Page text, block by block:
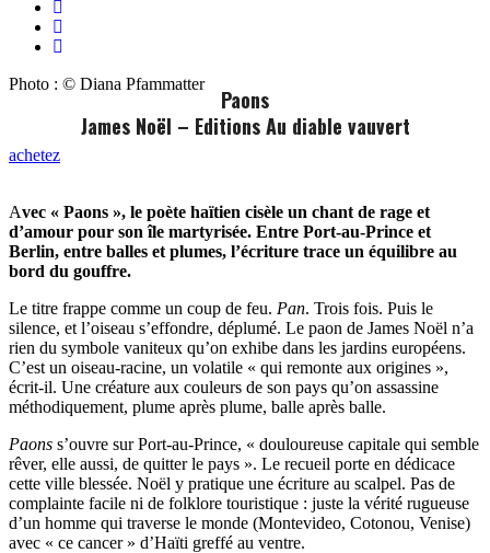
Photo : © Diana Pfammatter
Paons
James Noël – Editions Au diable vauvert
achetez
Avec « Paons », le poète haïtien cisèle un chant de rage et
d’amour pour son île martyrisée. Entre Port-au-Prince et
Berlin, entre balles et plumes, l’écriture trace un équilibre au
bord du gouffre.
Le titre frappe comme un coup de feu. Pan. Trois fois. Puis le
silence, et l’oiseau s’effondre, déplumé. Le paon de James Noël n’a
rien du symbole vaniteux qu’on exhibe dans les jardins européens.
C’est un oiseau-racine, un volatile « qui remonte aux origines »,
écrit-il. Une créature aux couleurs de son pays qu’on assassine
méthodiquement, plume après plume, balle après balle.
Paons s’ouvre sur Port-au-Prince, « douloureuse capitale qui semble
rêver, elle aussi, de quitter le pays ». Le recueil porte en dédicace
cette ville blessée. Noël y pratique une écriture au scalpel. Pas de
complainte facile ni de folklore touristique : juste la vérité rugueuse
d’un homme qui traverse le monde (Montevideo, Cotonou, Venise)
avec « ce cancer » d’Haïti greffé au ventre.